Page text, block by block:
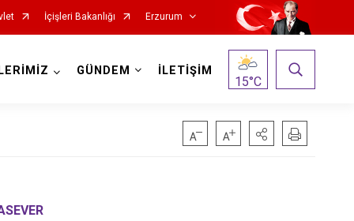
İçişleri Bakanlığı Erzurum
GÜNDEM İLETİŞİM
15°C